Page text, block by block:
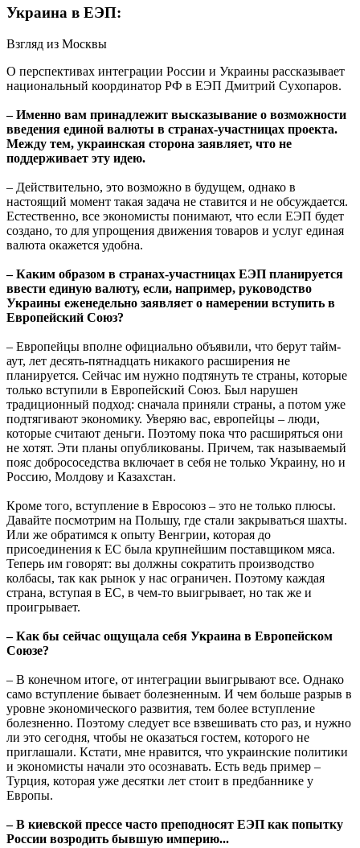
Украина в ЕЭП:
Взгляд из Москвы
О перспективах интеграции России и Украины рассказывает
национальный координатор РФ в ЕЭП Дмитрий Сухопаров.
– Именно вам принадлежит высказывание о возможности
введения единой валюты в странах-участницах проекта.
Между тем, украинская сторона заявляет, что не
поддерживает эту идею.
– Действительно, это возможно в будущем, однако в
настоящий момент такая задача не ставится и не обсуждается.
Естественно, все экономисты понимают, что если ЕЭП будет
создано, то для упрощения движения товаров и услуг единая
валюта окажется удобна.
– Каким образом в странах-участницах ЕЭП планируется
ввести единую валюту, если, например, руководство
Украины еженедельно заявляет о намерении вступить в
Европейский Союз?
– Европейцы вполне официально объявили, что берут тайм-
аут, лет десять-пятнадцать никакого расширения не
планируется. Сейчас им нужно подтянуть те страны, которые
только вступили в Европейский Союз. Был нарушен
традиционный подход: сначала приняли страны, а потом уже
подтягивают экономику. Уверяю вас, европейцы – люди,
которые считают деньги. Поэтому пока что расширяться они
не хотят. Эти планы опубликованы. Причем, так называемый
пояс добрососедства включает в себя не только Украину, но и
Россию, Молдову и Казахстан.
Кроме того, вступление в Евросоюз – это не только плюсы.
Давайте посмотрим на Польшу, где стали закрываться шахты.
Или же обратимся к опыту Венгрии, которая до
присоединения к ЕС была крупнейшим поставщиком мяса.
Теперь им говорят: вы должны сократить производство
колбасы, так как рынок у нас ограничен. Поэтому каждая
страна, вступая в ЕС, в чем-то выигрывает, но так же и
проигрывает.
– Как бы сейчас ощущала себя Украина в Европейском
Союзе?
– В конечном итоге, от интеграции выигрывают все. Однако
само вступление бывает болезненным. И чем больше разрыв в
уровне экономического развития, тем более вступление
болезненно. Поэтому следует все взвешивать сто раз, и нужно
ли это сегодня, чтобы не оказаться гостем, которого не
приглашали. Кстати, мне нравится, что украинские политики
и экономисты начали это осознавать. Есть ведь пример –
Турция, которая уже десятки лет стоит в предбаннике у
Европы.
– В киевской прессе часто преподносят ЕЭП как попытку
России возродить бывшую империю...